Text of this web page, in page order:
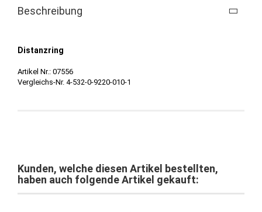
Beschreibung
Distanzring
Artikel Nr.: 07556
Vergleichs-Nr. 4-532-0-9220-010-1
Kunden, welche diesen Artikel bestellten,
haben auch folgende Artikel gekauft: